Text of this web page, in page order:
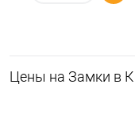
Цeны на Замки в